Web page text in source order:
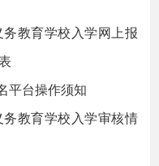
教育学校入学网上报
台操作须知
教育学校入学审核情